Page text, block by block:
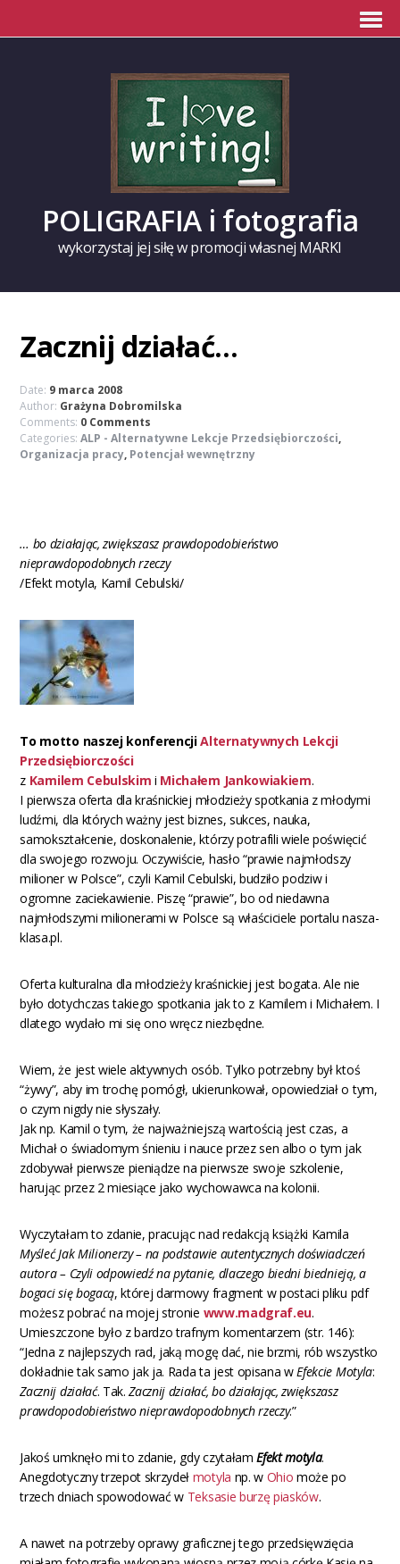
POLIGRAFIA i fotografia
wykorzystaj jej siłę w promocji własnej MARKI
Zacznij działać…
Date: 9 marca 2008
Author: Grażyna Dobromilska
Comments: 0 Comments
Categories:ALP - Alternatywne Lekcje Przedsiębiorczości,
Organizacja pracy, Potencjał wewnętrzny
… bo działając, zwiększasz prawdopodobieństwo
nieprawdopodobnych rzeczy
/Efekt motyla, Kamil Cebulski/
To motto naszej konferencjiAlternatywnych Lekcji
Przedsiębiorczości
z Kamilem Cebulskim i Michałem Jankowiakiem.
I pierwsza oferta dla kraśnickiej młodzieży spotkania z młodymi
ludźmi, dla których ważny jest biznes, sukces, nauka,
samokształcenie, doskonalenie, którzy potrafili wiele poświęcić
dla swojego rozwoju. Oczywiście, hasło “prawie najmłodszy
milioner w Polsce”, czyli Kamil Cebulski, budziło podziw i
ogromne zaciekawienie. Piszę “prawie”, bo od niedawna
najmłodszymi milionerami w Polsce są właściciele portalu nasza-
klasa.pl.
Oferta kulturalna dla młodzieży kraśnickiej jest bogata. Ale nie
było dotychczas takiego spotkania jak to z Kamilem i Michałem. I
dlatego wydało mi się ono wręcz niezbędne.
Wiem, że jest wiele aktywnych osób. Tylko potrzebny był ktoś
“żywy”, aby im trochę pomógł, ukierunkował, opowiedział o tym,
o czym nigdy nie słyszały.
Jak np. Kamil o tym, że najważniejszą wartością jest czas, a
Michał o świadomym śnieniu i nauce przez sen albo o tym jak
zdobywał pierwsze pieniądze na pierwsze swoje szkolenie,
harując przez 2 miesiące jako wychowawca na kolonii.
Wyczytałam to zdanie, pracując nad redakcją książki Kamila
Myśleć Jak Milionerzy – na podstawie autentycznych doświadczeń
autora – Czyli odpowiedź na pytanie, dlaczego biedni biednieją, a
bogaci się bogacą, której darmowy fragment w postaci pliku pdf
możesz pobrać na mojej stronie www.madgraf.eu.
Umieszczone było z bardzo trafnym komentarzem (str. 146):
“Jedna z najlepszych rad, jaką mogę dać, nie brzmi, rób wszystko
dokładnie tak samo jak ja. Rada ta jest opisana wEfekcie Motyla:
Zacznij działać. Tak.Zacznij działać, bo działając, zwiększasz
prawdopodobieństwo nieprawdopodobnych rzeczy.”
Jakoś umknęło mi to zdanie, gdy czytałamEfekt motyla.
Anegdotyczny trzepot skrzydeł motyla np. w Ohio może po
trzech dniach spowodować w Teksasie burzę piasków.
A nawet na potrzeby oprawy graficznej tego przedsięwzięcia